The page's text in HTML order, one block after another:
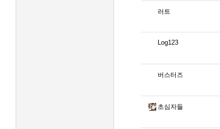
러트
Log123
버스터즈
초심자들